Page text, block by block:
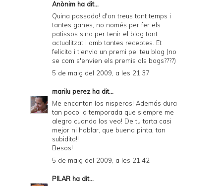
Anònim ha dit...
Quina passada! d'on treus tant temps i
tantes ganes, no només per fer els
patissos sino per tenir el blog tant
actualitzat i amb tantes receptes. Et
felicito i t'envio un premi pel teu blog (no
se com s'envien els premis als bogs????)
5 de maig del 2009, a les 21:37
marilu perez ha dit...
Me encantan los nisperos! Además dura
tan poco la temporada que siempre me
alegro cuando los veo! De tu tarta casi
mejor ni hablar, que buena pinta, tan
subidita!!
Besos!
5 de maig del 2009, a les 21:42
PILAR ha dit...